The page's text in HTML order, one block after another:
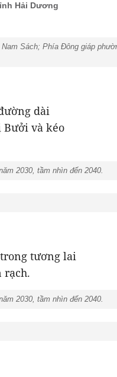
Hải Dương
Sách; Phía Đông giáp
dài
Bưởi và kéo
2030, tầm nhìn đến 2040.
tương lai
rạch.
2030, tầm nhìn đến 2040.